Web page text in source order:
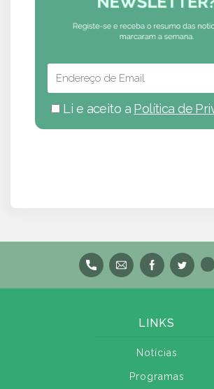
Li e aceito a Política de
LINKS
Notícias
Programas